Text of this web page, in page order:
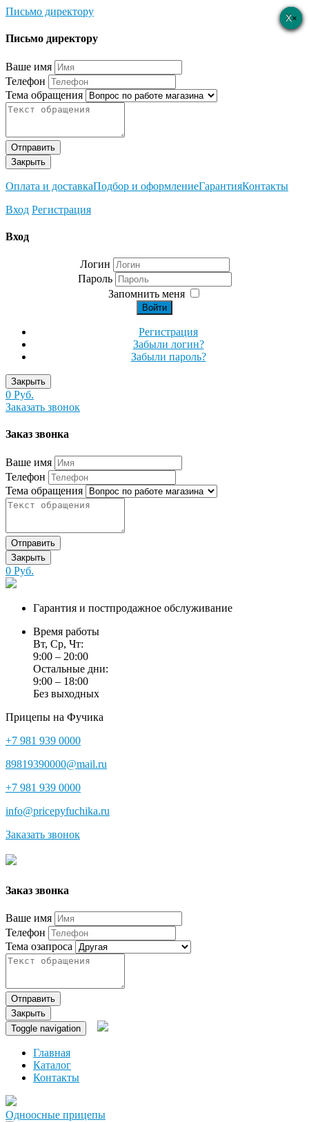
Письмо директору
×
Письмо директору
Ваше имя
Телефон
Тема обращения
Отправить
Закрыть
Оплата и доставкаПодбор и оформлениеГарантияКонтакты
Вход Регистрация
×
Вход
Логин
Пароль
Запомнить меня
Войти
Регистрация
Забыли логин?
Забыли пароль?
Закрыть
0 Руб.
Заказать звонок
×
Заказ звонка
Ваше имя
Телефон
Тема обращения
Отправить
Закрыть
0 Руб.
Гарантия и постпродажное обслуживание
Время работы
Вт, Ср, Чт:
9:00 – 20:00
Остальные дни:
9:00 – 18:00
Без выходных
Прицепы на Фучика
+7 981 939 0000
89819390000@mail.ru
+7 981 939 0000
info@pricepyfuchika.ru
Заказать звонок
×
Заказ звонка
Ваше имя
Телефон
Тема озапроса
Отправить
Закрыть
Toggle navigation
Главная
Каталог
Контакты
Одноосные прицепы
×